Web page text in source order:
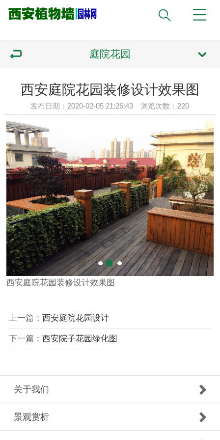
庭院花园
西安庭院花园装修设计效果图
发布日期：2020-02-05 21:26:43 浏览次数： 220
西安庭院花园装修设计效果图
上一篇： 西安庭院花园设计
下一篇： 西安院子花园绿化图
关于我们
景观赏析